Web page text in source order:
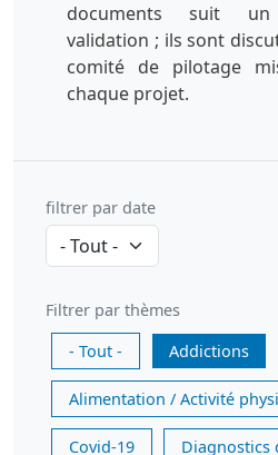
documents suit
validation ; ils sont
comité de pilotage
chaque projet.
filtrer par date
Filtrer par thèmes
- Tout -
Addictions
Alimentation / Activité
Covid-19